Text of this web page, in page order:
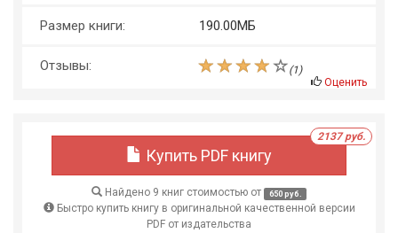
Размер книги: 190.00МБ
Отзывы: (1)
Оценить
Купить PDF книгу
2137 руб.
Найдено 9 книг стоимостью от 650 руб.
Быстро купить книгу в оригинальной качественной версии
PDF от издательства